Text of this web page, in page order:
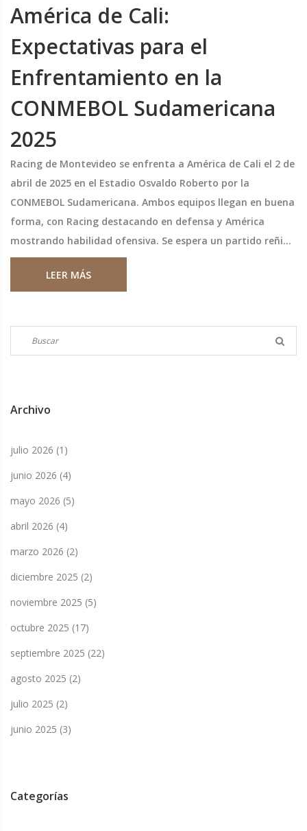
América de Cali:
Expectativas para el
Enfrentamiento en la
CONMEBOL Sudamericana
2025
Racing de Montevideo se enfrenta a América de Cali el 2 de
abril de 2025 en el Estadio Osvaldo Roberto por la
CONMEBOL Sudamericana. Ambos equipos llegan en buena
forma, con Racing destacando en defensa y América
mostrando habilidad ofensiva. Se espera un partido reñido
y con pocos goles.
LEER MÁS
Archivo
julio 2026 (1)
junio 2026 (4)
mayo 2026 (5)
abril 2026 (4)
marzo 2026 (2)
diciembre 2025 (2)
noviembre 2025 (5)
octubre 2025 (17)
septiembre 2025 (22)
agosto 2025 (2)
julio 2025 (2)
junio 2025 (3)
Categorías